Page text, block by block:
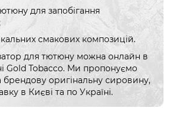
для запобігання
смакових композицій.
для тютюну можна онлайн в
Gold Tobacco. Ми пропонуємо
брендову оригінальну сировину,
в Києві та по Україні.